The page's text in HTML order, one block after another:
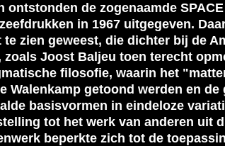
de zogenaamde
in 1967 uitgegeven.
te zien geweest, die dichter bij de
Joost Baljeu toen terecht
filosofie, waarin het
getoond werden en
basisvormen in eindeloze
tot het werk van anderen uit
beperkte zich tot de